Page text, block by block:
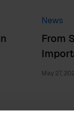
News
From
May 27,